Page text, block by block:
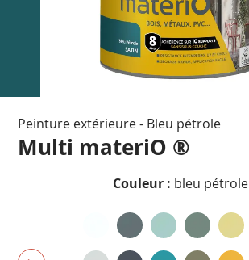
début
Peinture extérieure - Bleu pétrole
Multi materiO ®
Couleur : bleu pétrole